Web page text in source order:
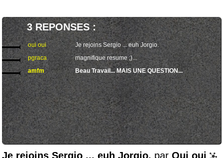
3 REPONSES :
oui oui
Je rejoins Sergio ... euh Jorgio.
pgraca
magnifique resume ;)...
amfm
Beau Travail... MAIS UNE QUESTION...
Je rejoins Sergio ... euh Jorgio. parOui oui